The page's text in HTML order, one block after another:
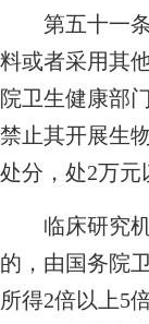
第五十一条
料或者采用其
院卫生健康部
禁止其开展生
处分，处2万元
临床研究机
的，由国务院
所得2倍以上5